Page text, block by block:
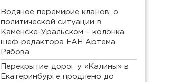
Водяное перемирие кланов: о
политической ситуации в
Каменске-Уральском – колонка
шеф-редактора ЕАН Артема
Рябова
Перекрытие дорог у «Калины» в
Екатеринбурге продлено до